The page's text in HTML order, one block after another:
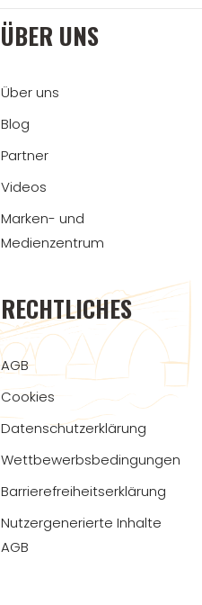
ÜBER UNS
Über uns
Blog
Partner
Videos
Marken- und
Medienzentrum
RECHTLICHES
AGB
Cookies
Datenschutzerklärung
Wettbewerbsbedingungen
Barrierefreiheitserklärung
Nutzergenerierte Inhalte
AGB